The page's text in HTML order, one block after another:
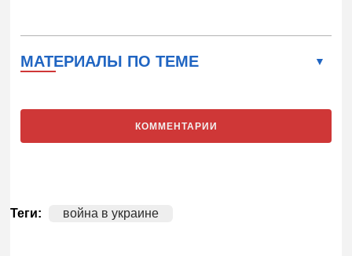
МАТЕРИАЛЫ ПО ТЕМЕ
КОММЕНТАРИИ
Теги: война в украине